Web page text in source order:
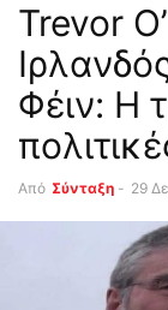
Trevor
Φέιν: Η
Από Σύνταξη - 29